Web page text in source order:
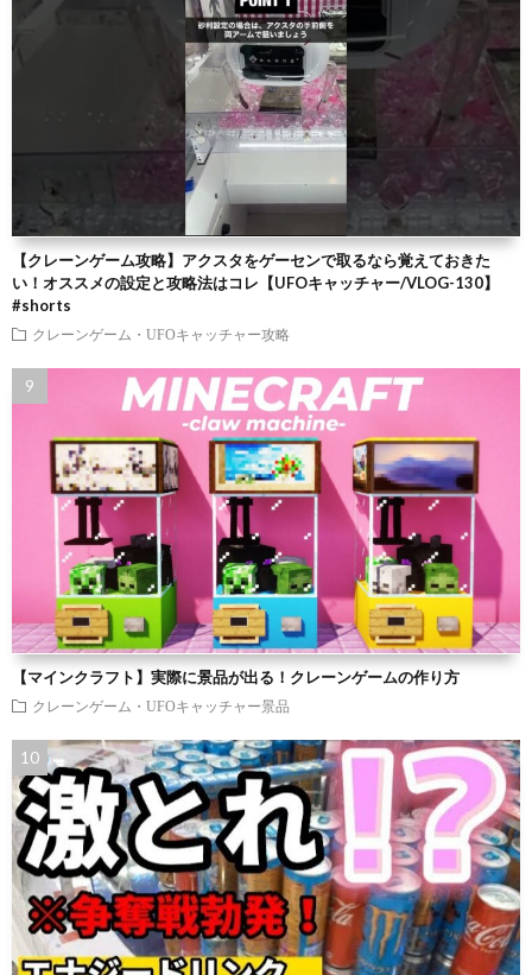
【クレーンゲーム攻略】アクスタをゲーセンで取るなら覚えておきた
い！オススメの設定と攻略法はコレ【UFOキャッチャー/VLOG-130】
#shorts
クレーンゲーム・UFOキャッチャー攻略
【マインクラフト】実際に景品が出る！クレーンゲームの作り方
クレーンゲーム・UFOキャッチャー景品